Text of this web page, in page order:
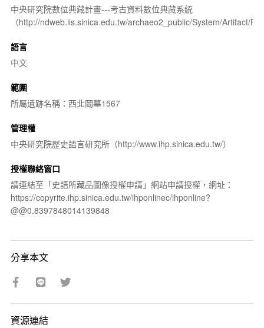
中央研究院數位典藏計畫---考古資料數位典藏系統
（http://ndweb.iis.sinica.edu.tw/archaeo2_public/System/Artifact/
語言
中文
範圍
所屬遺跡名稱：西北岡墓1567
管理權
中央研究院歷史語言研究所（http://www.ihp.sinica.edu.tw/）
授權聯絡窗口
請連結至「史語所藏品圖像授權申請」網站申請授權，網址：
https://copyrite.ihp.sinica.edu.tw/ihponlinec/ihponline?
@@0.8397848014139848
分享本文
資源連結